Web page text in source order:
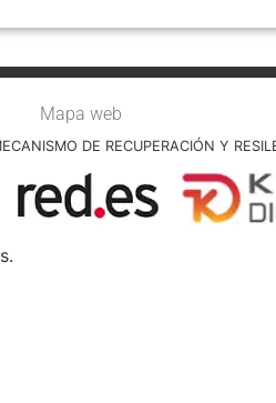
Mapa web
DE RECUPERACIÓN Y